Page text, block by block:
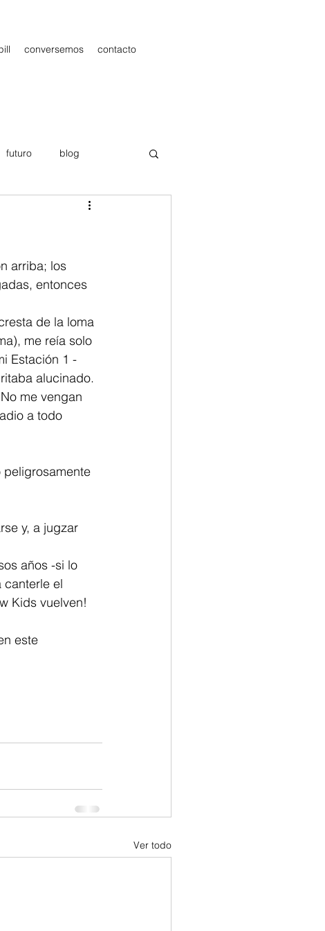
conversemos contacto
futuro blog
Publicidad
arriba; los
entonces
de la loma
me reía solo
Estación 1 -
alucinado.
me vengan
a todo
peligrosamente
y, a jugzar
años -si lo
canterle el
Kids vuelven!
este
Ver todo